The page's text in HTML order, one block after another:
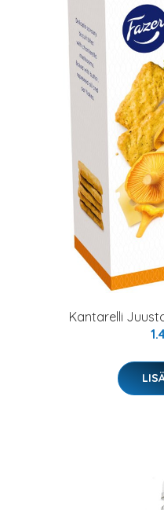
Kantarelli